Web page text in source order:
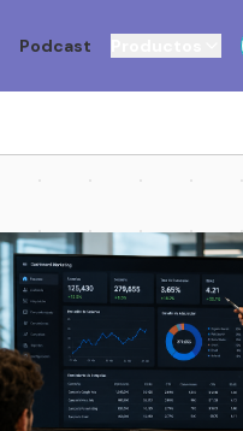
Podcast